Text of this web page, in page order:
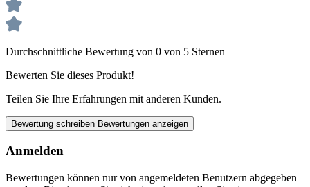
Durchschnittliche Bewertung von 0 von 5 Sternen
Bewerten Sie dieses Produkt!
Teilen Sie Ihre Erfahrungen mit anderen Kunden.
Bewertung schreiben Bewertungen anzeigen
Anmelden
Bewertungen können nur von angemeldeten Benutzern abgegeben